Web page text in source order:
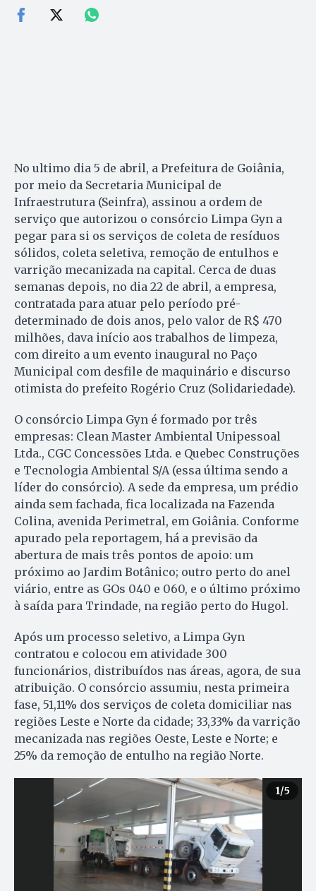
No ultimo dia 5 de abril, a Prefeitura de Goiânia,
por meio da Secretaria Municipal de
Infraestrutura (Seinfra), assinou a ordem de
serviço que autorizou o consórcio Limpa Gyn a
pegar para si os serviços de coleta de resíduos
sólidos, coleta seletiva, remoção de entulhos e
varrição mecanizada na capital. Cerca de duas
semanas depois, no dia 22 de abril, a empresa,
contratada para atuar pelo período pré-
determinado de dois anos, pelo valor de R$ 470
milhões, dava início aos trabalhos de limpeza,
com direito a um evento inaugural no Paço
Municipal com desfile de maquinário e discurso
otimista do prefeito Rogério Cruz (Solidariedade).
O consórcio Limpa Gyn é formado por três
empresas: Clean Master Ambiental Unipessoal
Ltda., CGC Concessões Ltda. e Quebec Construções
e Tecnologia Ambiental S/A (essa última sendo a
líder do consórcio). A sede da empresa, um prédio
ainda sem fachada, fica localizada na Fazenda
Colina, avenida Perimetral, em Goiânia. Conforme
apurado pela reportagem, há a previsão da
abertura de mais três pontos de apoio: um
próximo ao Jardim Botânico; outro perto do anel
viário, entre as GOs 040 e 060, e o último próximo
à saída para Trindade, na região perto do Hugol.
Após um processo seletivo, a Limpa Gyn
contratou e colocou em atividade 300
funcionários, distribuídos nas áreas, agora, de sua
atribuição. O consórcio assumiu, nesta primeira
fase, 51,11% dos serviços de coleta domiciliar nas
regiões Leste e Norte da cidade; 33,33% da varrição
mecanizada nas regiões Oeste, Leste e Norte; e
25% da remoção de entulho na região Norte.
1/5